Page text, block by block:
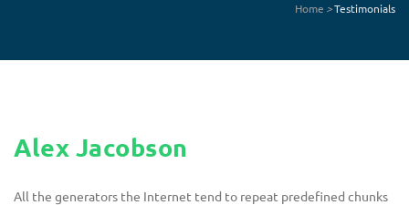
Home >Testimonials
Alex Jacobson
All the generators the Internet tend to repeat predefined chunks